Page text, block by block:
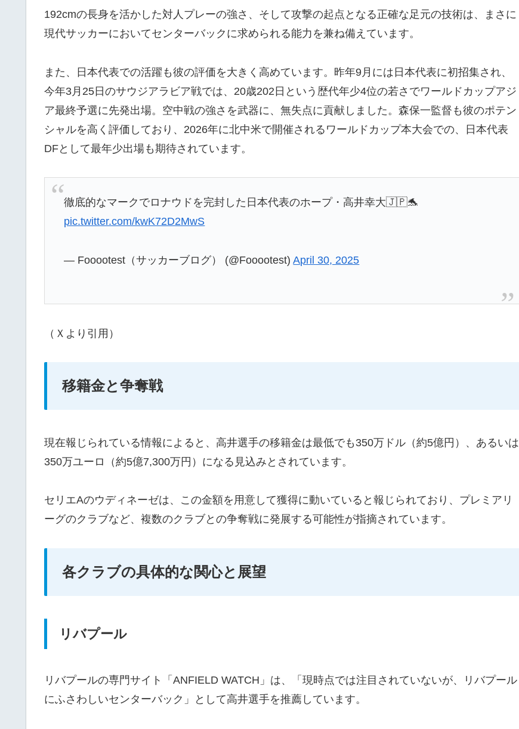
192cmの長身を活かした対人プレーの強さ、そして攻撃の起点となる正確な足元の技術は、まさに
現代サッカーにおいてセンターバックに求められる能力を兼ね備えています。
また、日本代表での活躍も彼の評価を大きく高めています。昨年9月には日本代表に初招集され、
今年3月25日のサウジアラビア戦では、20歳202日という歴代年少4位の若さでワールドカップアジ
ア最終予選に先発出場。空中戦の強さを武器に、無失点に貢献しました。森保一監督も彼のポテン
シャルを高く評価しており、2026年に北中米で開催されるワールドカップ本大会での、日本代表
DFとして最年少出場も期待されています。
徹底的なマークでロナウドを完封した日本代表のホープ・高井幸大🇯🇵🐬
pic.twitter.com/kwK72D2MwS
— Fooootest（サッカーブログ） (@Fooootest)April 30, 2025
（Ｘより引用）
移籍金と争奪戦
現在報じられている情報によると、高井選手の移籍金は最低でも350万ドル（約5億円）、あるいは
350万ユーロ（約5億7,300万円）になる見込みとされています。
セリエAのウディネーゼは、この金額を用意して獲得に動いていると報じられており、プレミアリ
ーグのクラブなど、複数のクラブとの争奪戦に発展する可能性が指摘されています。
各クラブの具体的な関心と展望
リバプール
リバプールの専門サイト「ANFIELD WATCH」は、「現時点では注目されていないが、リバプール
にふさわしいセンターバック」として高井選手を推薦しています。